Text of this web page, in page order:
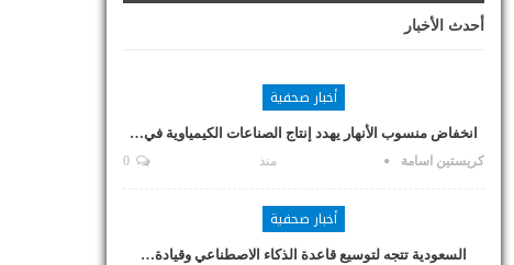
أحدث الأخبار
أخبار صحفية
انخفاض منسوب الأنهار يهدد إنتاج الصناعات الكيمياوية في…
كريستين اسامة منذ
أخبار صحفية
السعودية تتجه لتوسيع قاعدة الذكاء الاصطناعي وقيادة…